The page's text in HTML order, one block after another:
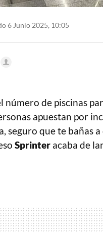
6 Junio 2025, 10:05
número de piscinas
apuestan por
seguro que te bañas
Sprinter acaba de